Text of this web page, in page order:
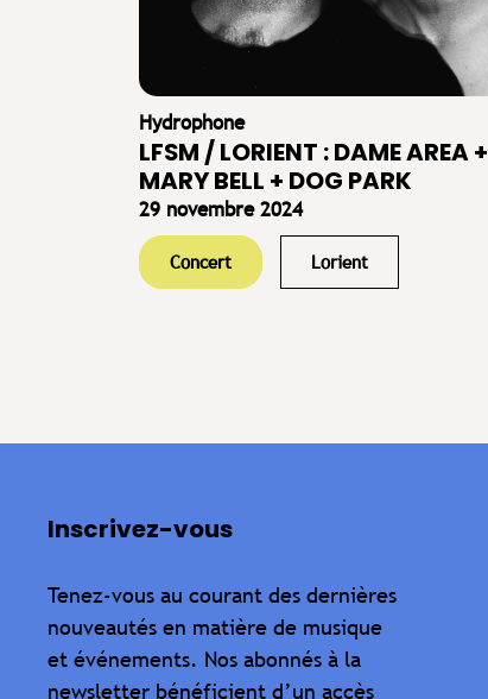
Hydrophone
LFSM / LORIENT : DAME AREA +
MARY BELL + DOG PARK
29 novembre 2024
Concert Lorient
Inscrivez-vous
Tenez-vous au courant des dernières
nouveautés en matière de musique
et événements. Nos abonnés à la
newsletter bénéficient d’un accès